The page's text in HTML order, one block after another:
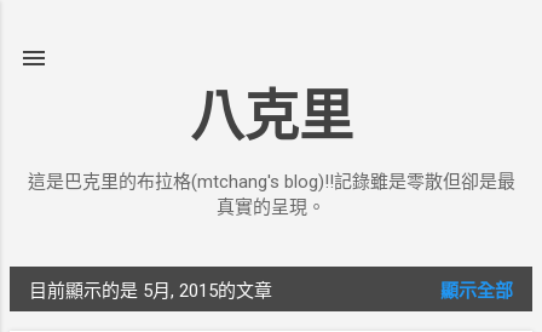
八克里
這是巴克里的布拉格(mtchang's blog)!!記錄雖是零散但卻是最
真實的呈現。
發
目前顯示的是 5月, 2015的文章 顯示全部